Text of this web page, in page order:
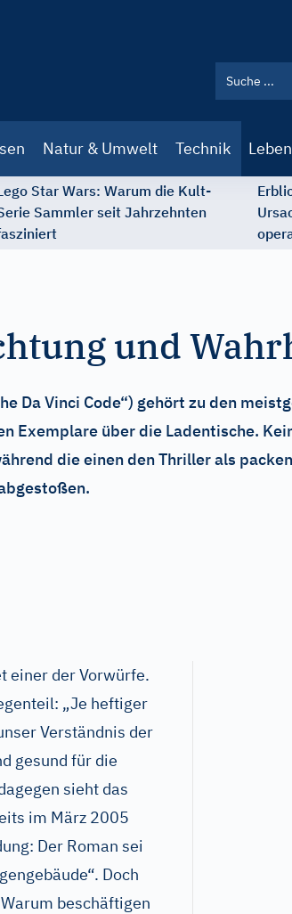
Natur & Umwelt Technik
Star Wars: Warum die Kult-
Sammler seit Jahrzehnten
und
Da Vinci Code“) gehört zu den
Exemplare über die Ladentische.
die einen den Thriller als
einer der Vorwürfe.
„Je heftiger
Verständnis der
gesund für die
sieht das
im März 2005
Der Roman sei
Doch
beschäftigen